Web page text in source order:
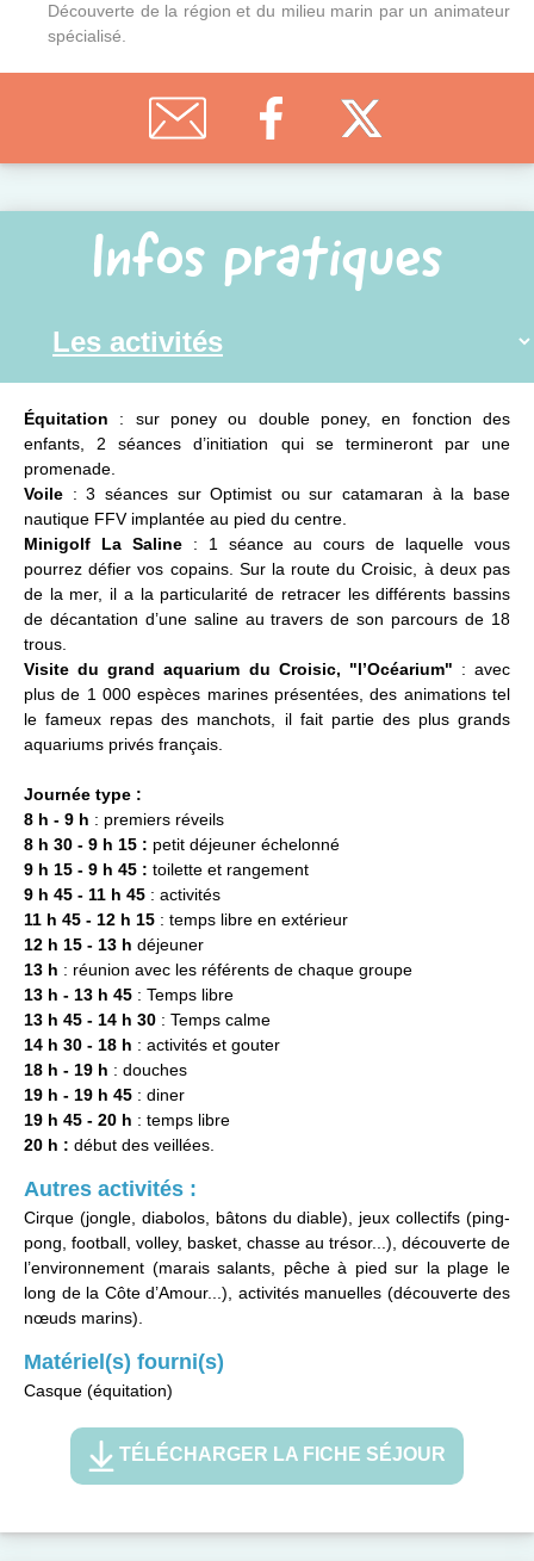
Découverte de la région et du milieu marin par un animateur
spécialisé.
Infos pratiques
Équitation : sur poney ou double poney, en fonction des
enfants, 2 séances d’initiation qui se termineront par une
promenade.
Voile : 3 séances sur Optimist ou sur catamaran à la base
nautique FFV implantée au pied du centre.
Minigolf La Saline: 1 séance au cours de laquelle vous
pourrez défier vos copains. Sur la route du Croisic, à deux pas
de la mer, il a la particularité de retracer les différents bassins
de décantation d’une saline au travers de son parcours de 18
trous.
Visite du grand aquarium du Croisic, "l’Océarium" : avec
plus de 1 000 espèces marines présentées, des animations tel
le fameux repas des manchots, il fait partie des plus grands
aquariums privés français.
Journée type :
8 h - 9 h : premiers réveils
8 h 30 - 9 h 15 : petit déjeuner échelonné
9 h 15 - 9 h 45 : toilette et rangement
9 h 45 - 11 h 45 : activités
11 h 45 - 12 h 15 : temps libre en extérieur
12 h 15 - 13 h déjeuner
13 h : réunion avec les référents de chaque groupe
13 h - 13 h 45 : Temps libre
13 h 45 - 14 h 30 : Temps calme
14 h 30 - 18 h : activités et gouter
18 h - 19 h : douches
19 h - 19 h 45 : diner
19 h 45 - 20 h : temps libre
20 h : début des veillées.
Autres activités :
Cirque (jongle, diabolos, bâtons du diable), jeux collectifs (ping-
pong, football, volley, basket, chasse au trésor...), découverte de
l’environnement (marais salants, pêche à pied sur la plage le
long de la Côte d’Amour...), activités manuelles (découverte des
nœuds marins).
Matériel(s) fourni(s)
Casque (équitation)
TÉLÉCHARGER LA FICHE SÉJOUR